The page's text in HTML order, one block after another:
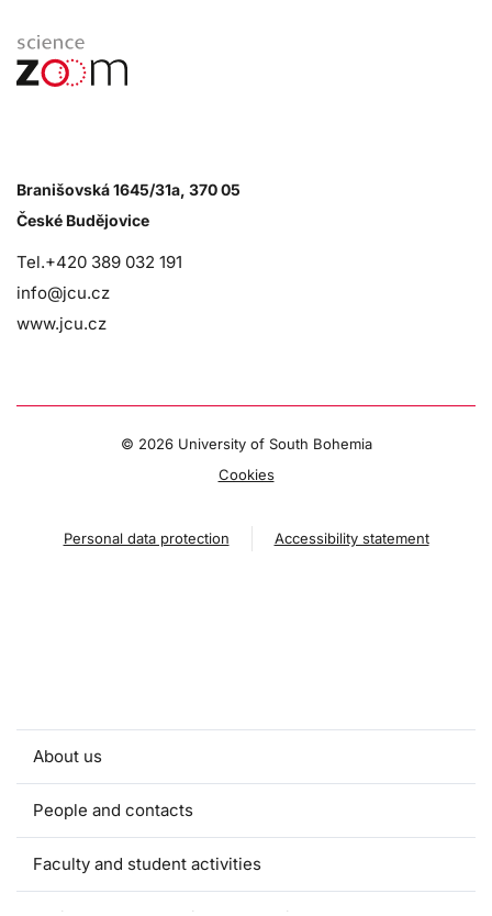
Branišovská 1645/31a, 370 05
České Budějovice
Tel.+420 389 032 191
info@jcu.cz
www.jcu.cz
© 2026 University of South Bohemia
Cookies
Personal data protection Accessibility statement
About us
People and contacts
Faculty and student activities